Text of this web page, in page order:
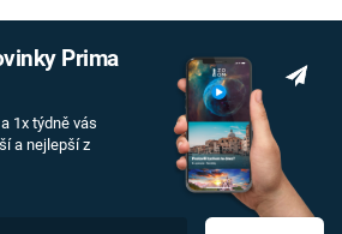
Prima
1x týdně vás
a nejlepší z